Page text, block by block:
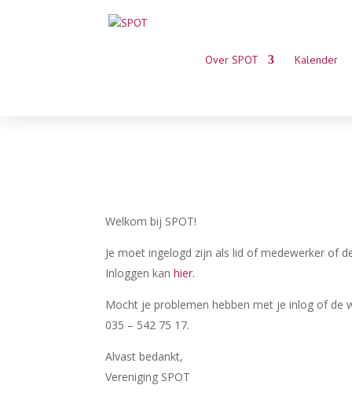
Over SPOT Kalender
Welkom bij SPOT!
Je moet ingelogd zijn als lid of medewerker of
Inloggen kanhier.
Mocht je problemen hebben met je inlog of de
035 – 542 75 17.
Alvast bedankt,
Vereniging SPOT